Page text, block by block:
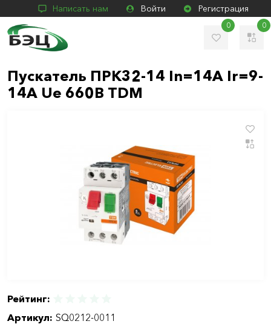
Написать нам Войти Регистрация
0 0
Пускатель ПРК32-14 In=14A Ir=9-
14A Ue 660В TDM
Рейтинг:
Артикул: SQ0212-0011